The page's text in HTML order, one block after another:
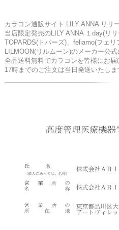
カラコン通販サイト LILY ANNA リリ
当店限定発売のLILY ANNA １day(リ
TOPARDS(トパーズ)、feliamo(フェリ
LILMOON(リルムーン)のメーカー公式
全品送料無料でカラコンを皆様にお届
17時までのご注文は当日発送いたしま